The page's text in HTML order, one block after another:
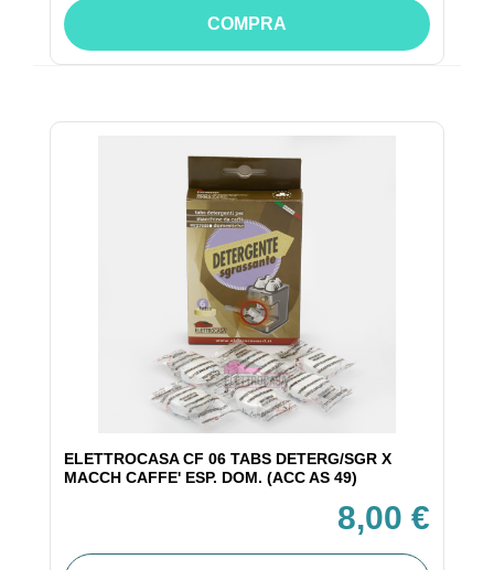
COMPRA
ELETTROCASA CF 06 TABS DETERG/SGR X
MACCH CAFFE' ESP. DOM. (ACC AS 49)
8,00 €